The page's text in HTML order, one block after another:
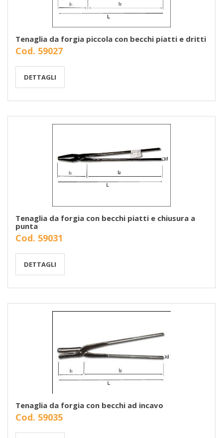
Tenaglia da forgia piccola con becchi piatti e dritti
Cod. 59027
DETTAGLI
Tenaglia da forgia con becchi piatti e chiusura a
punta
Cod. 59031
DETTAGLI
Tenaglia da forgia con becchi ad incavo
Cod. 59035